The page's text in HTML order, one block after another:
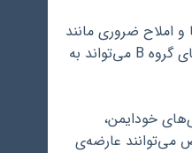
و املاح ضروری مانند
آهن، روی، ویتامین D و ویتامین‌های گروه B می‌تواند به
خودایمن،
می‌توانند عارضه‌ی